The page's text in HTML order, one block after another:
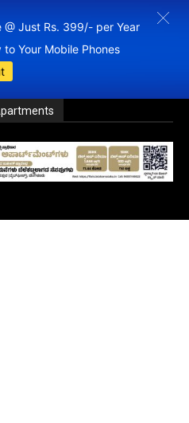
Just Rs. 399/- per Year
to Your Mobile Phones